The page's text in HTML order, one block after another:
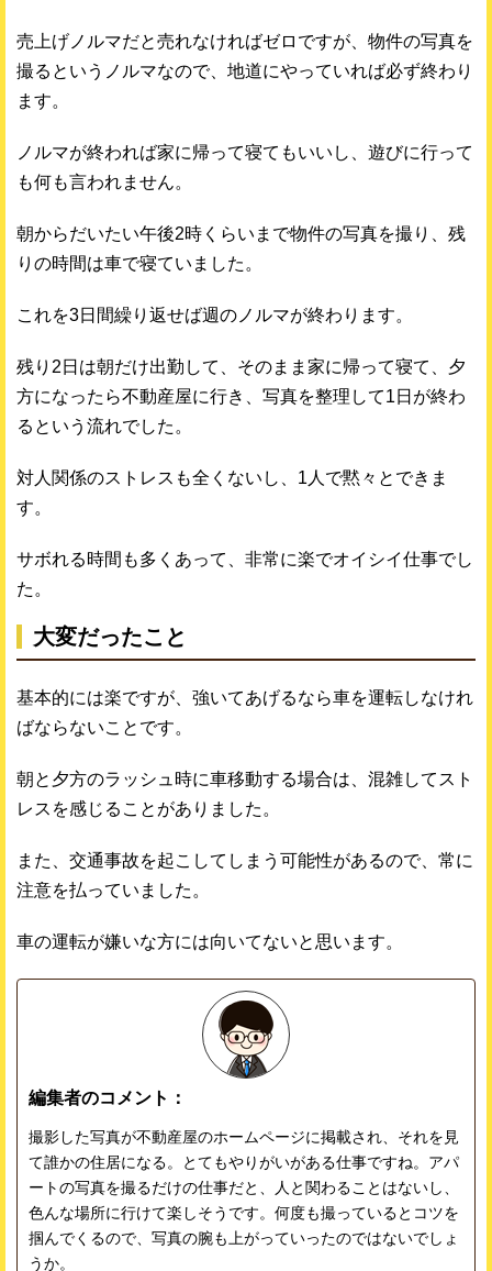
売上げノルマだと売れなければゼロですが、物件の写真を
撮るというノルマなので、地道にやっていれば必ず終わり
ます。
ノルマが終われば家に帰って寝てもいいし、遊びに行って
も何も言われません。
朝からだいたい午後2時くらいまで物件の写真を撮り、残
りの時間は車で寝ていました。
これを3日間繰り返せば週のノルマが終わります。
残り2日は朝だけ出勤して、そのまま家に帰って寝て、夕
方になったら不動産屋に行き、写真を整理して1日が終わ
るという流れでした。
対人関係のストレスも全くないし、1人で黙々とできま
す。
サボれる時間も多くあって、非常に楽でオイシイ仕事でし
た。
大変だったこと
基本的には楽ですが、強いてあげるなら車を運転しなけれ
ばならないことです。
朝と夕方のラッシュ時に車移動する場合は、混雑してスト
レスを感じることがありました。
また、交通事故を起こしてしまう可能性があるので、常に
注意を払っていました。
車の運転が嫌いな方には向いてないと思います。
編集者のコメント：
撮影した写真が不動産屋のホームページに掲載され、それを見
て誰かの住居になる。とてもやりがいがある仕事ですね。アパ
ートの写真を撮るだけの仕事だと、人と関わることはないし、
色んな場所に行けて楽しそうです。何度も撮っているとコツを
掴んでくるので、写真の腕も上がっていったのではないでしょ
うか。